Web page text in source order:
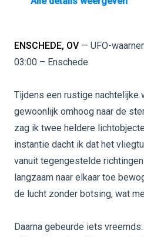
ENSCHEDE, OV — UFO-
03:00 – Enschede
Tijdens een rustige nachtelijke
gewoonlijk omhoog naar de
zag ik twee heldere
instantie dacht ik dat het
vanuit tegengestelde
langzaam naar elkaar toe
de lucht zonder botsing, wat
Daarna gebeurde iets vreemds: